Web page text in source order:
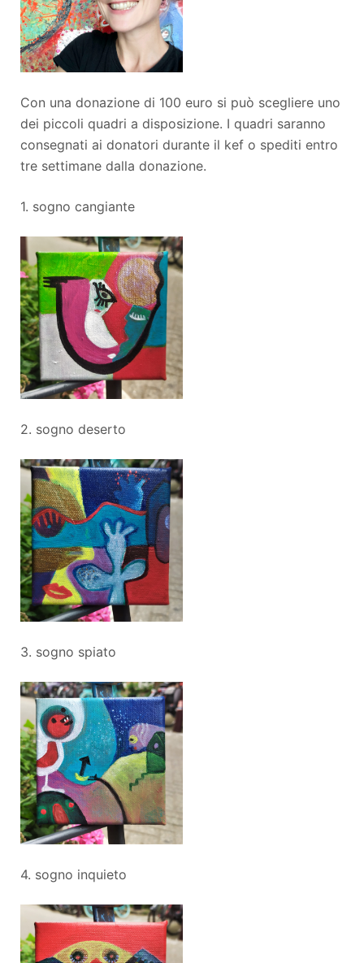
Con una donazione di 100 euro si può scegliere uno
dei piccoli quadri a disposizione. I quadri saranno
consegnati ai donatori durante il kef o spediti entro
tre settimane dalla donazione.
1. sogno cangiante
2. sogno deserto
3. sogno spiato
4. sogno inquieto